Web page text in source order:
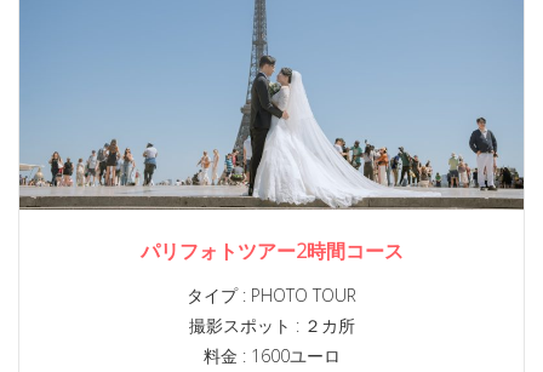
パリフォトツアー2時間コース
タイプ : PHOTO TOUR
撮影スポット : ２カ所
料金 : 1600ユーロ